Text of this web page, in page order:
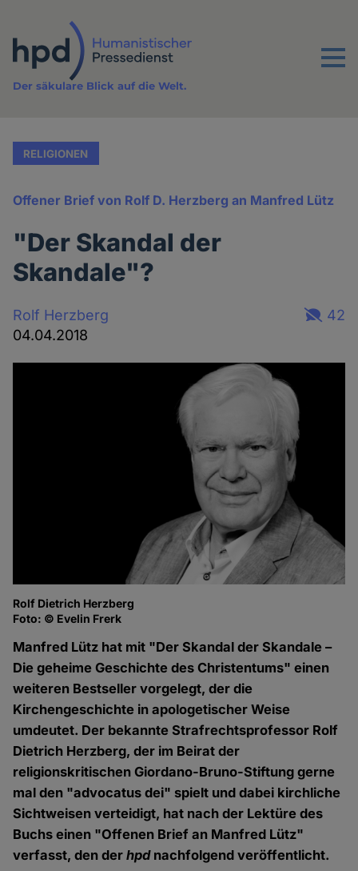
Inhalt
Menu
Der säkulare Blick auf die Welt.
RELIGIONEN
Offener Brief von Rolf D. Herzberg an Manfred Lütz
"Der Skandal der
Skandale"?
Rolf Herzberg
04.04.2018
42
Rolf Dietrich Herzberg
Foto: © Evelin Frerk
Manfred Lütz hat mit "Der Skandal der Skandale –
Die geheime Geschichte des Christentums" einen
weiteren Bestseller vorgelegt, der die
Kirchengeschichte in apologetischer Weise
umdeutet. Der bekannte Strafrechtsprofessor Rolf
Dietrich Herzberg, der im Beirat der
religionskritischen Giordano-Bruno-Stiftung gerne
mal den "advocatus dei" spielt und dabei kirchliche
Sichtweisen verteidigt, hat nach der Lektüre des
Buchs einen "Offenen Brief an Manfred Lütz"
verfasst, den derhpdnachfolgend veröffentlicht.